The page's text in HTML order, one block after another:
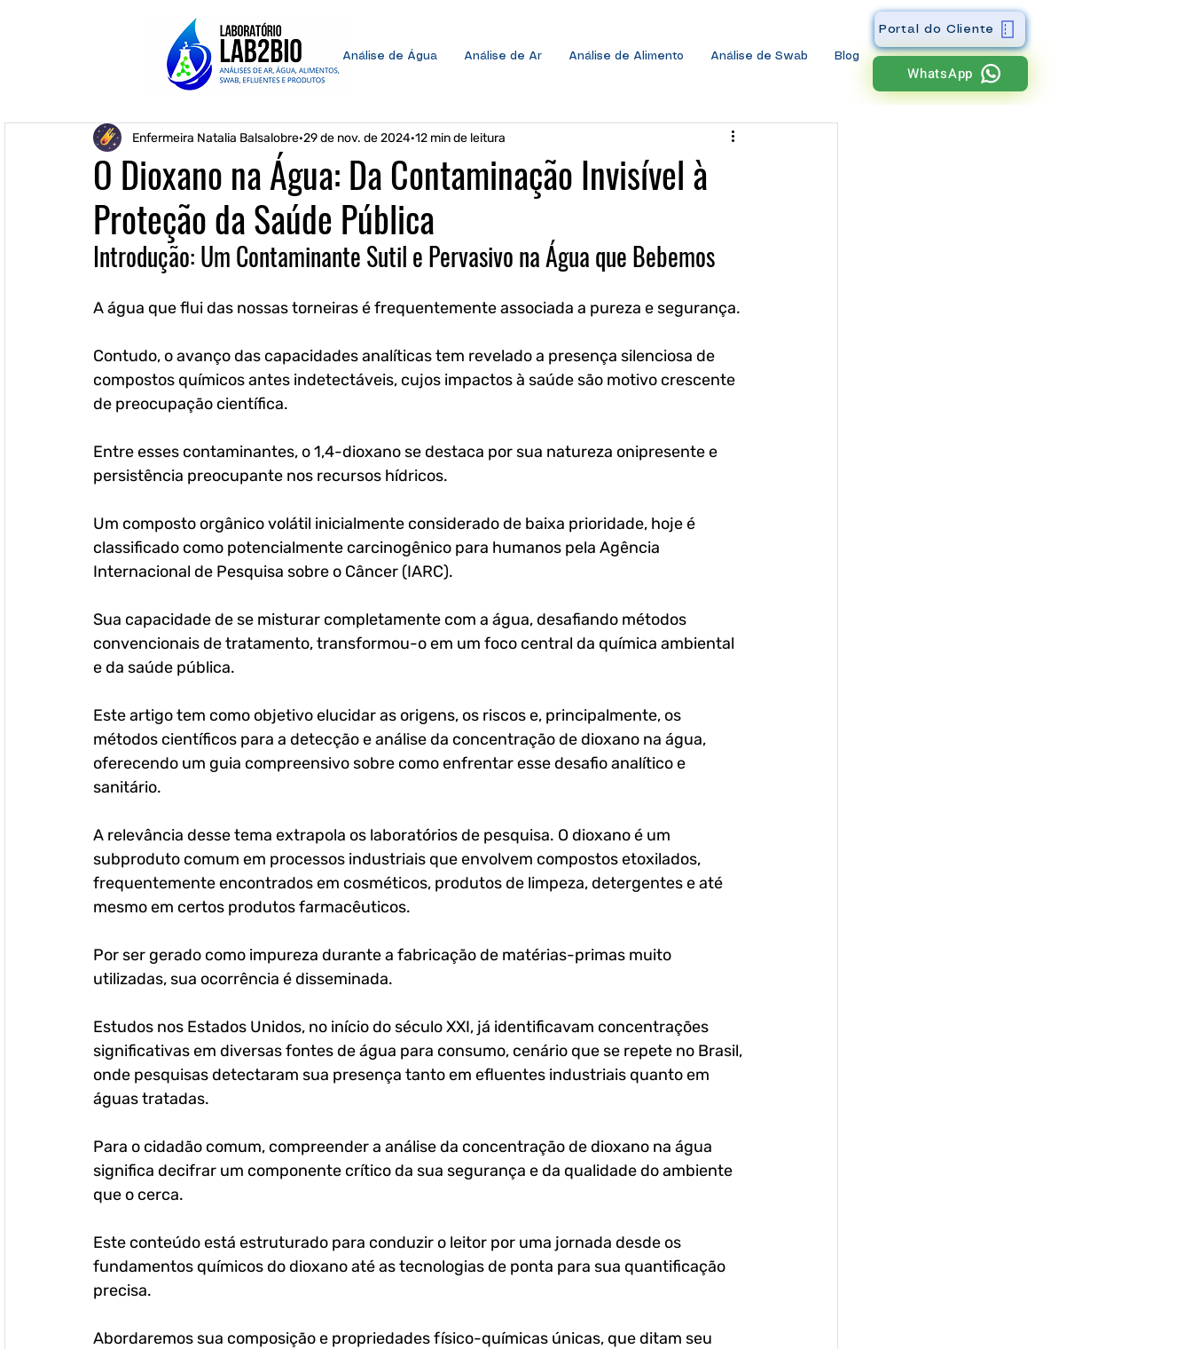
Análise de Água Análise de Ar Análise de Alimento Análise de Swab Blog
Portal do Cliente
WhatsApp
O Dioxano na Água: Da Contaminação Invisível à
Proteção da Saúde Pública
Enfermeira Natalia Balsalobre 29 de nov. de 2024 12 min de leitura
Introdução: Um Contaminante Sutil e Pervasivo na Água que Bebemos
A água que flui das nossas torneiras é frequentemente associada a pureza e segurança.
Contudo, o avanço das capacidades analíticas tem revelado a presença silenciosa de
compostos químicos antes indetectáveis, cujos impactos à saúde são motivo crescente
de preocupação científica.
Entre esses contaminantes, o 1,4-dioxano se destaca por sua natureza onipresente e
persistência preocupante nos recursos hídricos.
Um composto orgânico volátil inicialmente considerado de baixa prioridade, hoje é
classificado como potencialmente carcinogênico para humanos pela Agência
Internacional de Pesquisa sobre o Câncer (IARC).
Sua capacidade de se misturar completamente com a água, desafiando métodos
convencionais de tratamento, transformou-o em um foco central da química ambiental
e da saúde pública.
Este artigo tem como objetivo elucidar as origens, os riscos e, principalmente, os
métodos científicos para a detecção e análise da concentração de dioxano na água,
oferecendo um guia compreensivo sobre como enfrentar esse desafio analítico e
sanitário.
A relevância desse tema extrapola os laboratórios de pesquisa. O dioxano é um
subproduto comum em processos industriais que envolvem compostos etoxilados,
frequentemente encontrados em cosméticos, produtos de limpeza, detergentes e até
mesmo em certos produtos farmacêuticos.
Por ser gerado como impureza durante a fabricação de matérias-primas muito
utilizadas, sua ocorrência é disseminada.
Estudos nos Estados Unidos, no início do século XXI, já identificavam concentrações
significativas em diversas fontes de água para consumo, cenário que se repete no Brasil,
onde pesquisas detectaram sua presença tanto em efluentes industriais quanto em
águas tratadas.
Para o cidadão comum, compreender a análise da concentração de dioxano na água
significa decifrar um componente crítico da sua segurança e da qualidade do ambiente
que o cerca.
Este conteúdo está estruturado para conduzir o leitor por uma jornada desde os
fundamentos químicos do dioxano até as tecnologias de ponta para sua quantificação
precisa.
Abordaremos sua composição e propriedades físico-químicas únicas, que ditam seu